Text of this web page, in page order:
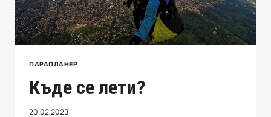
ПАРАПЛАНЕР
Къде се лети?
20.02.2023